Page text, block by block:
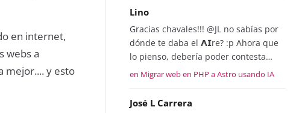
en internet,
webs a
mejor.... y esto
Lino
Gracias chavales!!! @JL no sabías por
dónde te daba el 𝗔𝗜re? :p Ahora que
lo pienso, debería poder contesta…
en Migrar web en PHP a Astro usando IA
José L Carrera